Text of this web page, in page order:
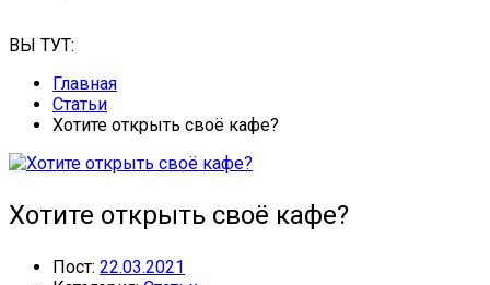
ВЫ ТУТ:
Главная
Статьи
Хотите открыть своё кафе?
Хотите открыть своё кафе?
Пост: 22.03.2021